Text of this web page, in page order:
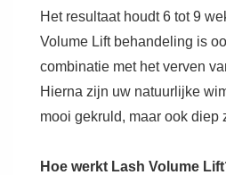
Het resultaat houdt 6 tot 9
Volume Lift behandeling is
combinatie met het verven
Hierna zijn uw natuurlijke
mooi gekruld, maar ook diep
Hoe werkt Lash Volume